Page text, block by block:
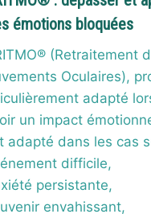
émotions bloquées
(Retraitement
Oculaires),
adapté
un impact
adapté dans les cas
difficile,
persistante,
envahissant,